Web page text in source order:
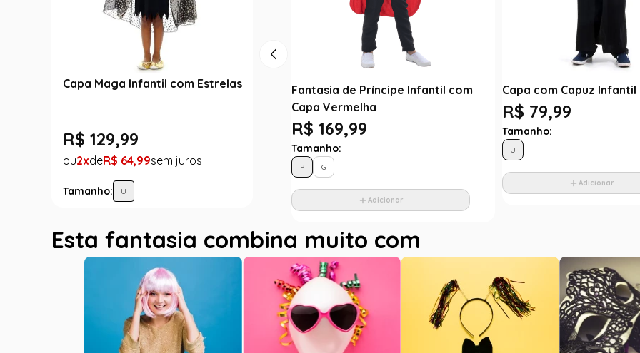
Capa Maga Infantil com Estrelas
R$ 129,99
2 R$ 64,99
Tamanho: U
Fantasia de Príncipe Infantil com
Capa Vermelha
R$ 169,99
Tamanho:
P G
Adicionar
Capa com Capuz
R$ 79,99
Tamanho:
U
Adicionar
Esta fantasia combina muito com